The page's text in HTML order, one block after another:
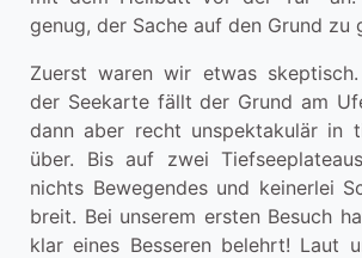
genug, der Sache auf den Grund zu
Zuerst waren wir etwas
der Seekarte fällt der Grund am
dann aber recht unspektakulär in
über. Bis auf zwei
nichts Bewegendes und keinerlei
breit. Bei unserem ersten Besuch
klar eines Besseren belehrt! Laut